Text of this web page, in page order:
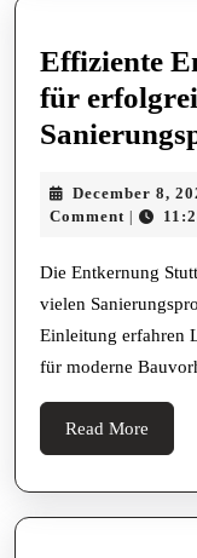
Effiziente
für
December 8,
Comment |
Die Entkernung
vielen
Einleitung erfahren
für moderne
Read More
More